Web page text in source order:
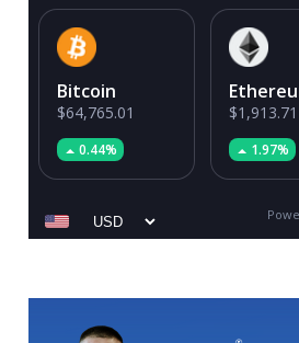
Bitcoin
$64,765.01
0.44%
$1,913.71
1.97%